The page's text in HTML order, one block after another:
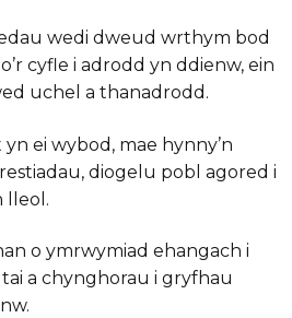
wedi dweud wrthym bod
cyfle i adrodd yn ddienw, ein
uchel a thanadrodd.
ei wybod, mae hynny’n
diogelu pobl agored i
lleol.
o ymrwymiad ehangach i
a chynghorau i gryfhau